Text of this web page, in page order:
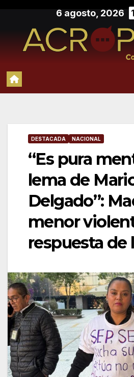
contenido
6 agosto, 2026
DESTACADA NACIONAL
“Es pura
lema de
Delgado”:
menor
respuesta de